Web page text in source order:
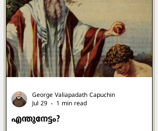
ചോദ്യം ചെയ്യുമ്പോൾ, ചോദ്യത്തിന്
ഉത്തരം നൽകുന്നതിന് പകരം
ചോദ്യകർത്താവിനെയും അയാളുടെ
പക്ഷക്കാരെയും "നിങ്ങളും
അതുതന്നെ ചെയ്തിരിക്കുന്നു" എന്ന്
തിരിച്ച് പറയുന്നത് മറ്റൊരു
ഫാലസിയാണ്. "തൂ കോ
എന്തുനേട്ടം?
George Valiapadath Capuchin
Jul 29
1 min read